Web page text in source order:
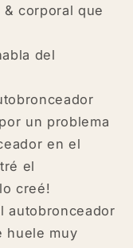
corporal que
del
un problema
en el
el
creé!
autobronceador
huele muy